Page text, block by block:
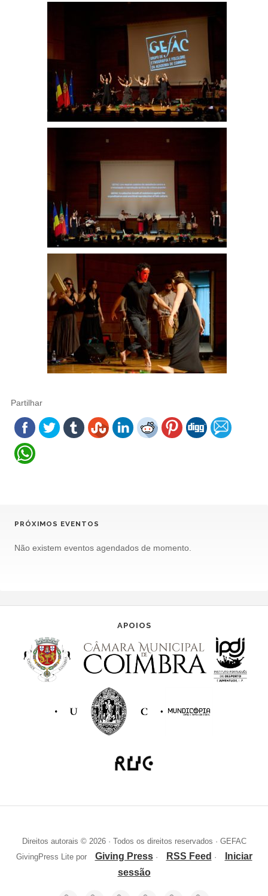
Partilhar
PRÓXIMOS EVENTOS
Não existem eventos agendados de momento.
APOIOS
Direitos autorais © 2026 · Todos os direitos reservados · GEFAC
GivingPress Lite por
Giving Press· RSS Feed ·
Iniciar
sessão